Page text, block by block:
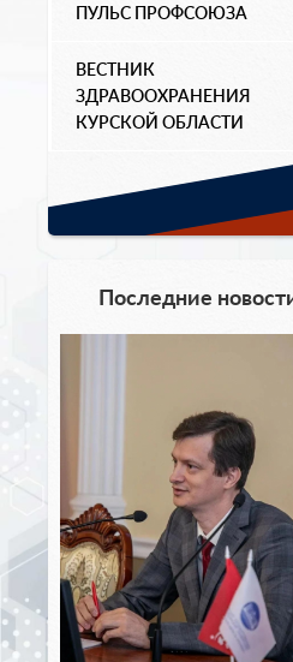
ПУЛЬС ПРОФСОЮЗА
ВЕСТНИК
ЗДРАВООХРАНЕНИЯ
КУРСКОЙ ОБЛАСТИ
Последние